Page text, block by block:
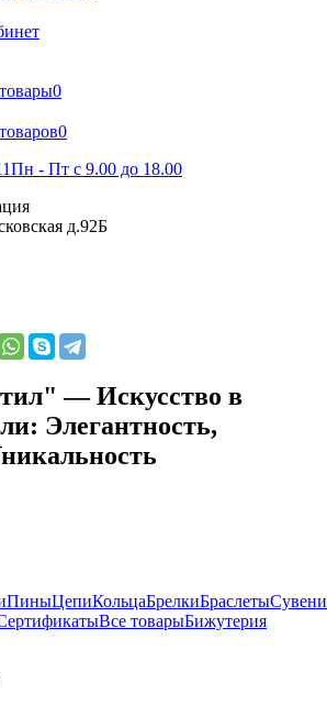
0
0
Пн - Пт с 9.00 до 18.00
д.92Б
— Искусство в
Элегантность,
ПиныЦепиКольцаБрелкиБраслеты
Все товарыБижутерия